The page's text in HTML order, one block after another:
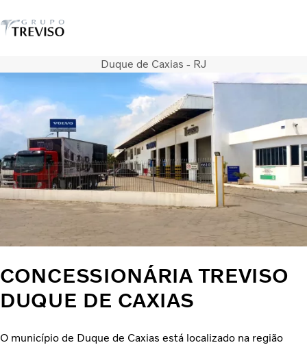
Caminhões
Veículos seminovos
QUEM SOMOS
Concessionárias
ÔNIBUS
FINANCIAMENTO E CONSORCIO
Duque de Caxias - RJ
CONCESSIONÁRIA TREVISO
DUQUE DE CAXIAS
O município de Duque de Caxias está localizado na região